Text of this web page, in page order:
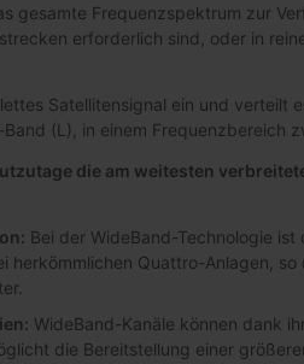
gesamte Frequenzspektrum zur
erforderlich sind, oder in
Satellitensignal ein und
(L), in einem Frequenzbereich
die am weitesten
Bei der WideBand-Technologie
Quattro-Anlagen,
WideBand-Kanäle können dank
die Bereitstellung einer